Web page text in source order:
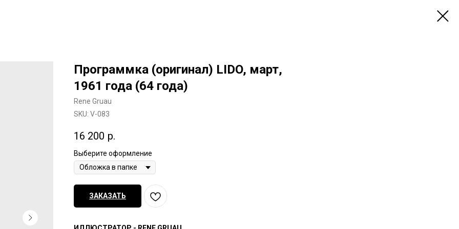
Программка (оригинал) LIDO, март,
1961 года (64 года)
Rene Gruau
SKU: V-083
16 200 р.
Выберите оформление
ЗАКАЗАТЬ